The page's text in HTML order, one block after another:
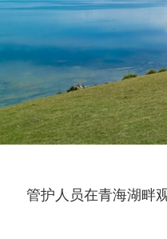
管护人员在青海湖畔